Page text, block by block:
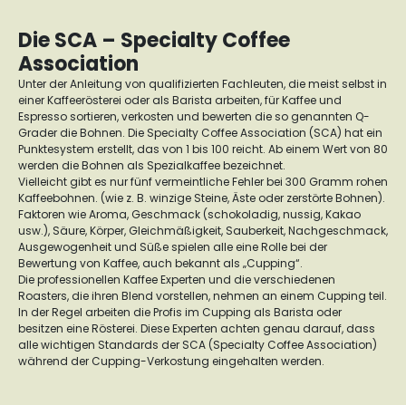
Die SCA – Specialty Coffee
Association
Unter der Anleitung von qualifizierten Fachleuten, die meist selbst in
einer Kaffeerösterei oder als Barista arbeiten, für Kaffee und
Espresso sortieren, verkosten und bewerten die so genannten Q-
Grader die Bohnen. Die Specialty Coffee Association (SCA) hat ein
Punktesystem erstellt, das von 1 bis 100 reicht. Ab einem Wert von 80
werden die Bohnen als Spezialkaffee bezeichnet.
Vielleicht gibt es nur fünf vermeintliche Fehler bei 300 Gramm rohen
Kaffeebohnen. (wie z. B. winzige Steine, Äste oder zerstörte Bohnen).
Faktoren wie Aroma, Geschmack (schokoladig, nussig, Kakao
usw.), Säure, Körper, Gleichmäßigkeit, Sauberkeit, Nachgeschmack,
Ausgewogenheit und Süße spielen alle eine Rolle bei der
Bewertung von Kaffee, auch bekannt als „Cupping“.
Die professionellen Kaffee Experten und die verschiedenen
Roasters, die ihren Blend vorstellen, nehmen an einem Cupping teil.
In der Regel arbeiten die Profis im Cupping als Barista oder
besitzen eine Rösterei. Diese Experten achten genau darauf, dass
alle wichtigen Standards der SCA (Specialty Coffee Association)
während der Cupping-Verkostung eingehalten werden.